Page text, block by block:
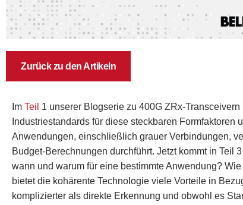
Zurück zu den Artikeln
Im Teil 1 unserer Blogserie zu 400G ZRx-
Industriestandards für diese steckbaren Formfaktoren
Anwendungen, einschließlich grauer Verbindungen,
Budget-Berechnungen durchführt. Jetzt kommt in Teil
wann und warum für eine bestimmte Anwendung?
bietet die kohärente Technologie viele Vorteile in
komplizierter als direkte Erkennung und obwohl es